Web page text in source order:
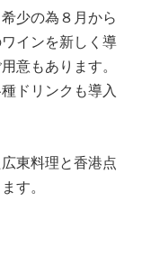
少の為８月から
インを新しく導
意もあります。
ドリンクも導入
東料理と香港点
す。